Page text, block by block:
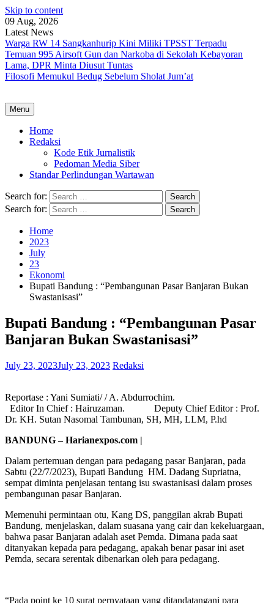
Skip to content
09 Aug, 2026
Latest News
Warga RW 14 Sangkanhurip Kini Miliki TPSST Terpadu
Temuan 995 Airsoft Gun dan Narkoba di Sekolah Kebayoran
Lama, DPR Minta Diusut Tuntas
Filosofi Memukul Bedug Sebelum Sholat Jum’at
Menu
Home
Redaksi
Kode Etik Jurnalistik
Pedoman Media Siber
Standar Perlindungan Wartawan
Search for:
Search for:
Home
2023
July
23
Ekonomi
Bupati Bandung : “Pembangunan Pasar Banjaran Bukan
Swastanisasi”
Bupati Bandung : “Pembangunan Pasar
Banjaran Bukan Swastanisasi”
July 23, 2023July 23, 2023 Redaksi
Reportase : Yani Sumiati/ / A. Abdurrochim.
Editor In Chief : Hairuzaman. Deputy Chief Editor : Prof.
Dr. KH. Sutan Nasomal Tambunan, SH, MH, LLM, P.hd
BANDUNG – Harianexpos.com |
Dalam pertemuan dengan para pedagang pasar Banjaran, pada
Sabtu (22/7/2023), Bupati Bandung HM. Dadang Supriatna,
sempat diminta penjelasan tentang isu swastanisasi dalam proses
pembangunan pasar Banjaran.
Memenuhi permintaan otu, Kang DS, panggilan akrab Bupati
Bandung, menjelaskan, dalam suasana yang cair dan kekeluargaan,
bahwa pasar Banjaran adalah aset Pemda. Dimana pada saat
ditanyakan kepada para pedagang, apakah benar pasar ini aset
Pemda, secara serentak dibenarkan oleh para pedagang.
“Pada point ke 10 surat pernyataan yang ditandatangani para